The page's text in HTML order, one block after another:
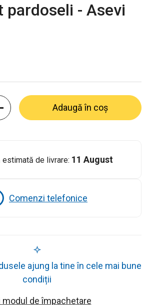
pardoseli - Asevi
Adaugă în coș
estimată de livrare: 11 August
Comenzi telefonice
ajung la tine în cele mai bune
condiții
modul de împachetare